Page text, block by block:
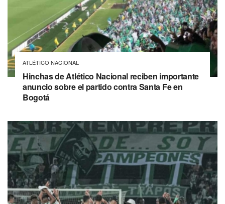
ATLÉTICO NACIONAL
Hinchas de Atlético Nacional reciben importante
anuncio sobre el partido contra Santa Fe en
Bogotá